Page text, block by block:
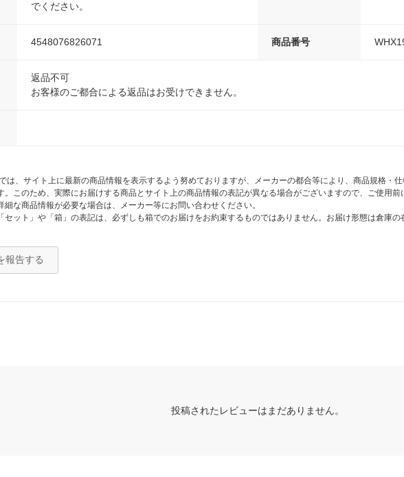
でください。
4548076826071 商品番号
返品不可
お客様のご都合による返品はお受けできません。
は、サイト上に最新の商品情報を表示するよう努めておりますが、メーカーの都合等により、商品規格・
。このため、実際にお届けする商品とサイト上の商品情報の表記が異なる場合がございますので、ご使用
細な商品情報が必要な場合は、メーカー等にお問い合わせください。
セット」や「箱」の表記は、必ずしも箱でのお届けをお約束するものではありません。お届け形態は倉庫
報告する
投稿されたレビューはまだありません。